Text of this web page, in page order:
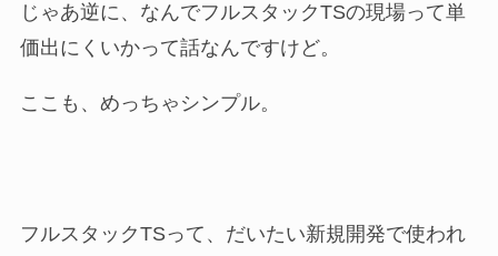
じゃあ逆に、なんでフルスタックTSの現場って単
価出にくいかって話なんですけど。
ここも、めっちゃシンプル。
フルスタックTSって、だいたい新規開発で使われ